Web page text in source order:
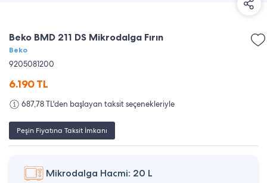
Beko BMD 211 DS Mikrodalga Fırın
Beko
9205081200
6.190TL
687,78 TL'den başlayan taksit seçenekleriyle
Peşin Fiyatına Taksit İmkanı
Mikrodalga Hacmi: 20 L